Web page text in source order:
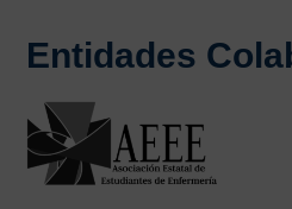
Entidades